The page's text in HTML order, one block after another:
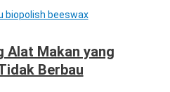
Alat Makan yang
Berbau